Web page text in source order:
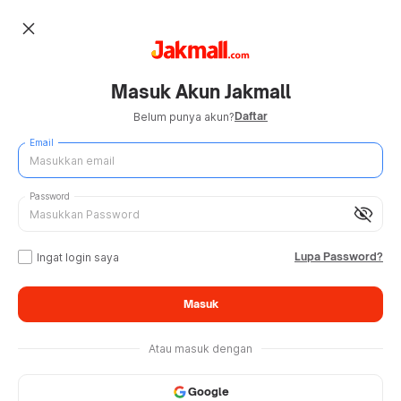
close
Masuk Akun Jakmall
Belum punya akun?Daftar
Email
visibility_off
Password
Ingat login saya Lupa Password?
Masuk
Atau masuk dengan
Google